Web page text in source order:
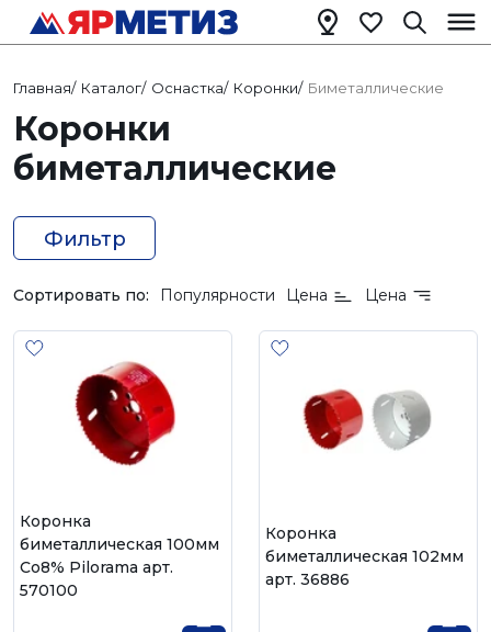
Главная/ Каталог/ Оснастка/ Коронки/ Биметаллические
Коронки
биметаллические
Фильтр
Сортировать по: Популярности Цена Цена
Коронка
биметаллическая 100мм
Со8% Pilorama арт.
570100
Коронка
биметаллическая 102мм
арт. 36886